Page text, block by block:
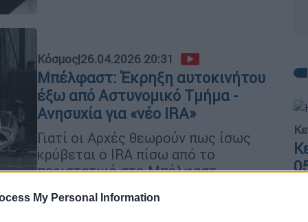
My Personal Information
Κόσμος|26.04.2026 20:31
Μπέλφαστ: Έκρηξη αυτοκινήτου
έξω από Αστυνομικό Τμήμα -
Ανησυχία για «νέο IRA»
Γιατί οι Αρχές θεωρούν πως ίσως
κρύβεται ο IRA πίσω από το
περιστατικό στο Μπέλφαστ